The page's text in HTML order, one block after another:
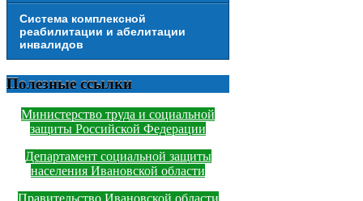
Система комплексной
реабилитации и абелитации
инвалидов
Полезные ссылки
Министерство труда и социальной
защиты Российской Федерации
Департамент социальной защиты
населения Ивановской области